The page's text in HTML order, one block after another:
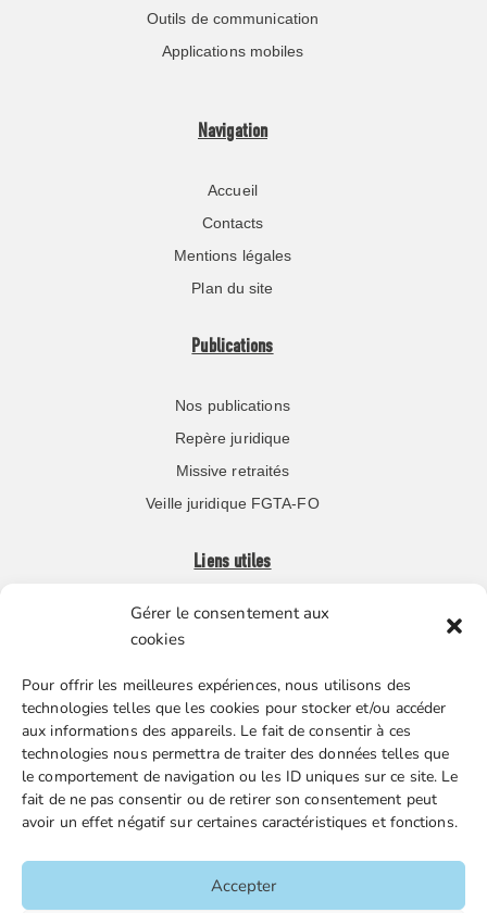
Gérer le consentement aux
cookies
Pour offrir les meilleures expériences, nous utilisons des
technologies telles que les cookies pour stocker et/ou accéder
aux informations des appareils. Le fait de consentir à ces
technologies nous permettra de traiter des données telles que
le comportement de navigation ou les ID uniques sur ce site. Le
fait de ne pas consentir ou de retirer son consentement peut
avoir un effet négatif sur certaines caractéristiques et fonctions.
Accepter
Outils de communication
Applications mobiles
Navigation
Accueil
Contacts
Mentions légales
Plan du site
Publications
Nos publications
Repère juridique
Missive retraités
Veille juridique FGTA-FO
Liens utiles
Boutique en ligne
Nos partenaires
Gestion des cookies
FGTA-FO / 15 avenue Victor Hugo – 92170 Vanves / 01 86
Accueil